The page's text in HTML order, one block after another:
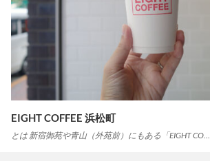
EIGHT COFFEE 浜松町
とは 新宿御苑や青山（外苑前）にもある「EIGHT CO…